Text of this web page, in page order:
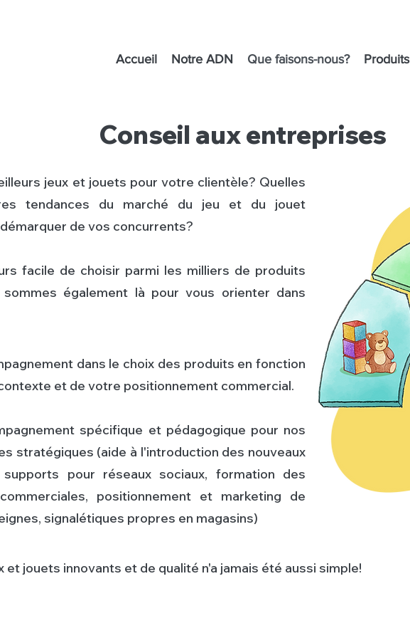
Accueil Notre ADN Que faisons-nous? Produits
Conseil aux entreprises
jeux et jouets pour votre clientèle? Quelles
tendances du marché du jeu et du jouet
de vos concurrents?
facile de choisir parmi les milliers de produits
sommes également là pour vous orienter dans
dans le choix des produits en fonction
et de votre positionnement commercial.
spécifique et pédagogique pour nos
stratégiques (aide à l'introduction des nouveaux
supports pour réseaux sociaux, formation des
positionnement et marketing de
signalétiques propres en magasins)
et jouets innovants et de qualité n'a jamais été aussi simple!